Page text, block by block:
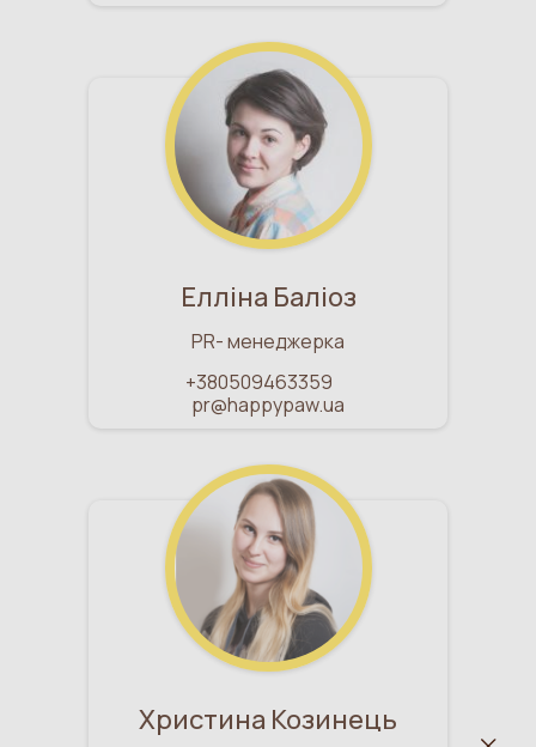
Елліна Баліоз
PR- менеджерка
+380509463359
pr@happypaw.ua
Христина Козинець